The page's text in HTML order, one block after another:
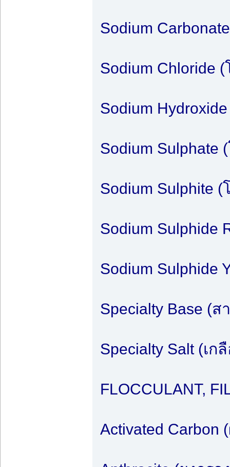
Sodium
Sodium Chloride
Sodium
Sodium Sulphate
Sodium Sulphite
Sodium Sulphide
Sodium Sulphide
Specialty Base (
Specialty Salt (เ
FLOCCULANT,
Activated